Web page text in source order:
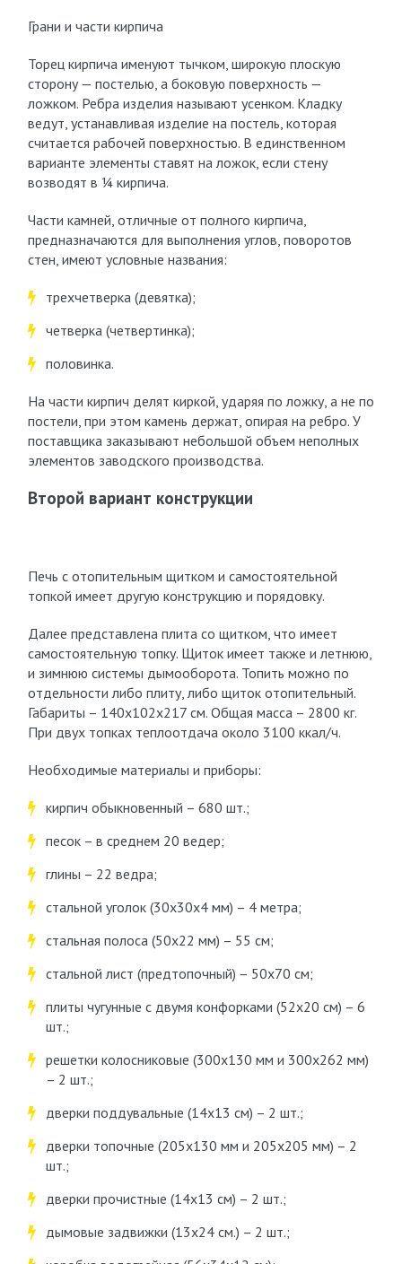
Грани и части кирпича
Торец кирпича именуют тычком, широкую плоскую
сторону — постелью, а боковую поверхность —
ложком. Ребра изделия называют усенком. Кладку
ведут, устанавливая изделие на постель, которая
считается рабочей поверхностью. В единственном
варианте элементы ставят на ложок, если стену
возводят в ¼ кирпича.
Части камней, отличные от полного кирпича,
предназначаются для выполнения углов, поворотов
стен, имеют условные названия:
трехчетверка (девятка);
четверка (четвертинка);
половинка.
На части кирпич делят киркой, ударяя по ложку, а не по
постели, при этом камень держат, опирая на ребро. У
поставщика заказывают небольшой объем неполных
элементов заводского производства.
Второй вариант конструкции
Печь с отопительным щитком и самостоятельной
топкой имеет другую конструкцию и порядовку.
Далее представлена плита со щитком, что имеет
самостоятельную топку. Щиток имеет также и летнюю,
и зимнюю системы дымооборота. Топить можно по
отдельности либо плиту, либо щиток отопительный.
Габариты – 140х102х217 см. Общая масса – 2800 кг.
При двух топках теплоотдача около 3100 ккал/ч.
Необходимые материалы и приборы:
кирпич обыкновенный – 680 шт.;
песок – в среднем 20 ведер;
глины – 22 ведра;
стальной уголок (30х30х4 мм) – 4 метра;
стальная полоса (50х22 мм) – 55 см;
стальной лист (предтопочный) – 50х70 см;
плиты чугунные с двумя конфорками (52х20 см) – 6
шт.;
решетки колосниковые (300х130 мм и 300х262 мм)
– 2 шт.;
дверки поддувальные (14х13 см) – 2 шт.;
дверки топочные (205х130 мм и 205х205 мм) – 2
шт.;
дверки прочистные (14х13 см) – 2 шт.;
дымовые задвижки (13х24 см.) – 2 шт.;